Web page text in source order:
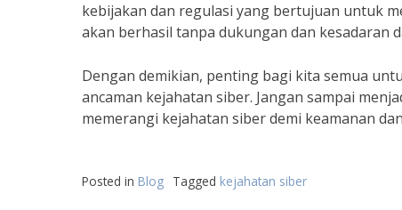
kebijakan dan regulasi yang bertujuan untuk
akan berhasil tanpa dukungan dan kesadaran
Dengan demikian, penting bagi kita semua
ancaman kejahatan siber. Jangan sampai
memerangi kejahatan siber demi keamanan
Posted in Blog Tagged kejahatan siber